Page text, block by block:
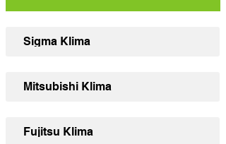
Sigma Klima
Mitsubishi Klima
Fujitsu Klima